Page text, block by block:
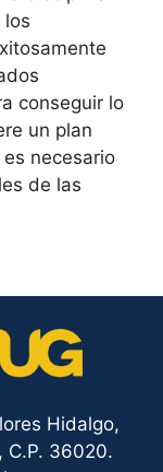
los
conseguir lo
un plan
necesario
de las
Hidalgo,
C.P. 36020.